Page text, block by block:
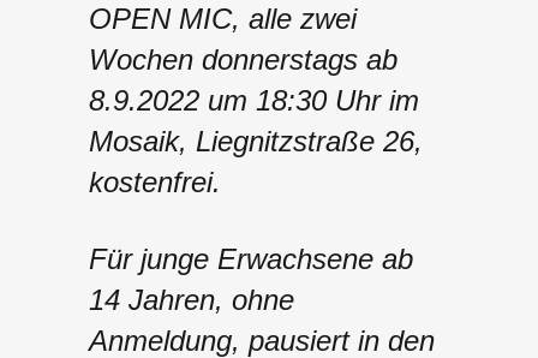
OPEN MIC, alle zwei
Wochen donnerstags ab
8.9.2022 um 18:30 Uhr im
Mosaik, Liegnitzstraße 26,
kostenfrei.
Für junge Erwachsene ab
14 Jahren, ohne
Anmeldung, pausiert in den